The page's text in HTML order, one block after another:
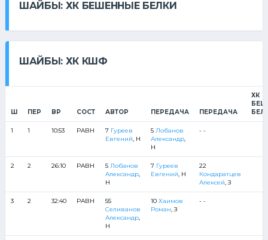
ШАЙБЫ: ХК БЕШЕННЫЕ БЕЛКИ
ШАЙБЫ: ХК КШФ
Ш ПЕР ВР СОСТ АВТОР ПЕРЕДАЧА ПЕРЕДАЧА
ХК
1 1 10:53 РАВН 7 Гуреев
Евгений, Н
5 Лобанов
Александр,
Н
- -
2 2 26:10 РАВН 5 Лобанов
Александр,
Н
7 Гуреев
Евгений, Н
22
Кондаратцев
Алексей, З
3 2 32:40 РАВН
55
Селиванов
Александр,
Н
10 Хаимов
Роман, З
- -